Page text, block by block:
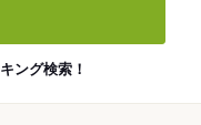
ング検索！